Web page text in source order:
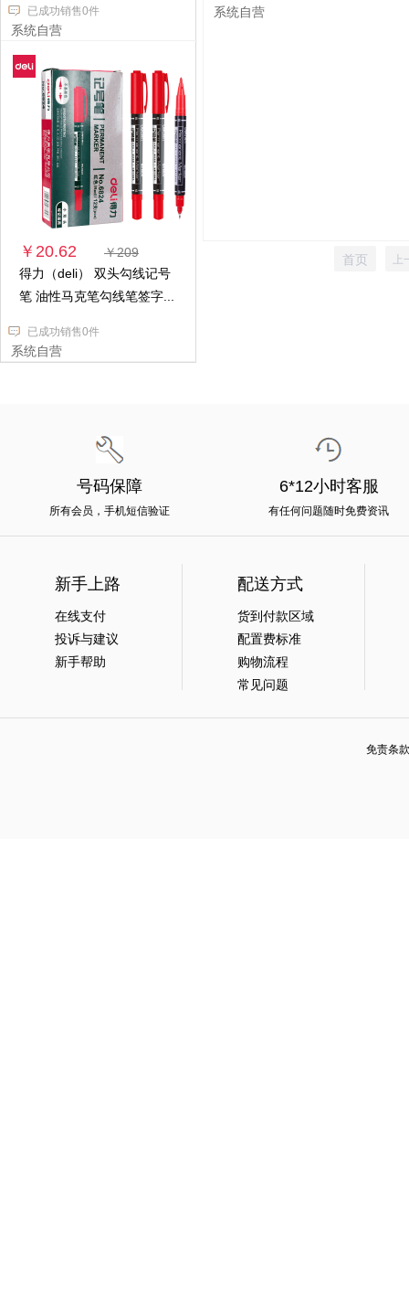
已成功销售0件
系统自营
￥20.62
￥209
得力（deli） 双头勾线记号
笔 油性马克笔勾线笔签字...
已成功销售0件
系统自营
系统自营
首页 上
号码保障
所有会员，手机短信验证
6*12小时客服
有任何问题随时免费资讯
新手上路
在线支付
投诉与建议
新手帮助
配送方式
货到付款区域
配置费标准
购物流程
常见问题
免责条款